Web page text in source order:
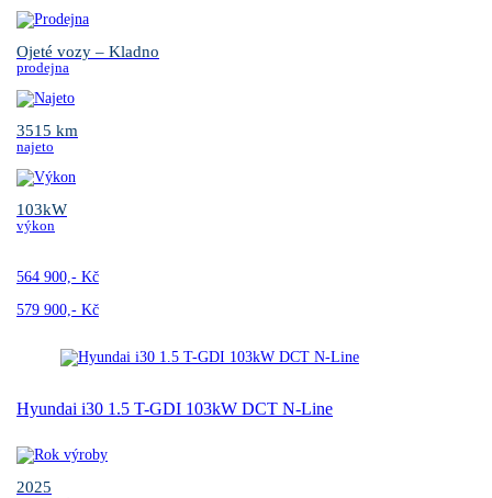
Ojeté vozy – Kladno
prodejna
3515 km
najeto
103kW
výkon
564 900,- Kč
579 900,- Kč
Hyundai i30 1.5 T-GDI 103kW DCT N-Line
2025